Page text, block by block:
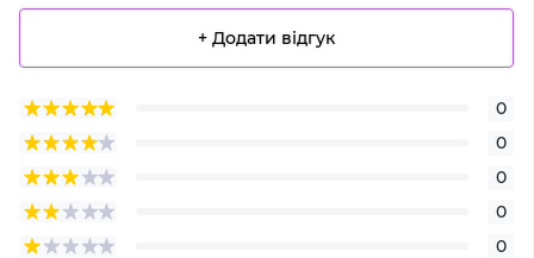
+ Додати відгук
0
0
0
0
0